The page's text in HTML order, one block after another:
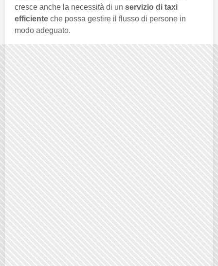
cresce anche la necessità di un servizio di taxi
efficiente che possa gestire il flusso di persone in
modo adeguato.